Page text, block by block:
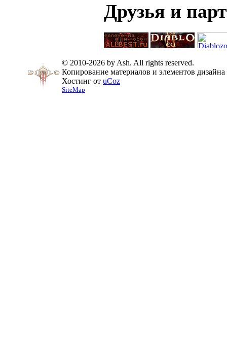
Друзья и
© 2010-2026 by Ash. All rights reserved.
Копирование материалов и элементов
Хостинг от uCoz
SiteMap